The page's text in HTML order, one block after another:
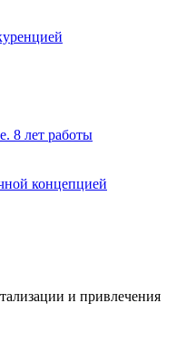
8 лет работы
концепцией
и привлечения